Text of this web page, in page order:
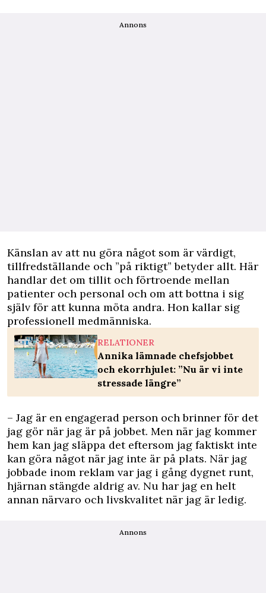
Annons
Känslan av att nu göra något som är värdigt,
tillfredställande och ”på riktigt” betyder allt. Här
handlar det om tillit och förtroende mellan
patienter och personal och om att bottna i sig
själv för att kunna möta andra. Hon kallar sig
professionell medmänniska.
RELATIONER
Annika lämnade chefsjobbet
och ekorrhjulet: ”Nu är vi inte
stressade längre”
– Jag är en engagerad person och brinner för det
jag gör när jag är på jobbet. Men när jag kommer
hem kan jag släppa det eftersom jag faktiskt inte
kan göra något när jag inte är på plats. När jag
jobbade inom reklam var jag i gång dygnet runt,
hjärnan stängde aldrig av. Nu har jag en helt
annan närvaro och livskvalitet när jag är ledig.
Annons